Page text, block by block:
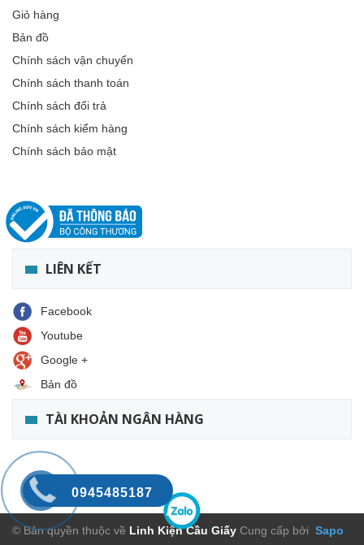
Giỏ hàng
Bản đồ
Chính sách vận chuyển
Chính sách thanh toán
Chính sách đổi trả
Chính sách kiểm hàng
Chính sách bảo mật
LIÊN KẾT
Facebook
Youtube
Google +
Bản đồ
TÀI KHOẢN NGÂN HÀNG
© Bản quyền thuộc về Linh Kiện Cầu Giấy Cung cấp bởi Sapo
0945485187